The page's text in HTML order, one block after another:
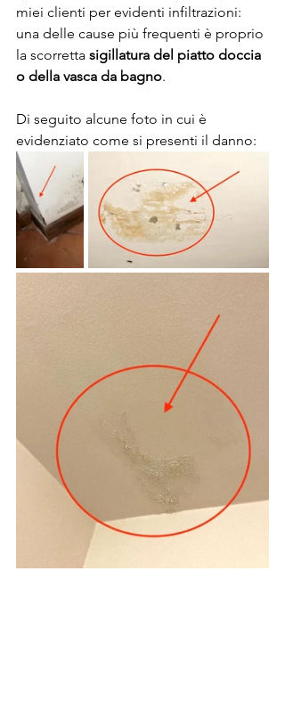
miei clienti per evidenti infiltrazioni:
una delle cause più frequenti è proprio
la scorretta sigillatura del piatto doccia
o della vasca da bagno.
Di seguito alcune foto in cui è
evidenziato come si presenti il danno: